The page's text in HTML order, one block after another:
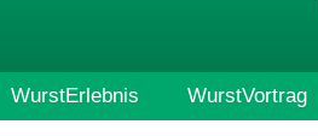
WurstErlebnis WurstVortrag